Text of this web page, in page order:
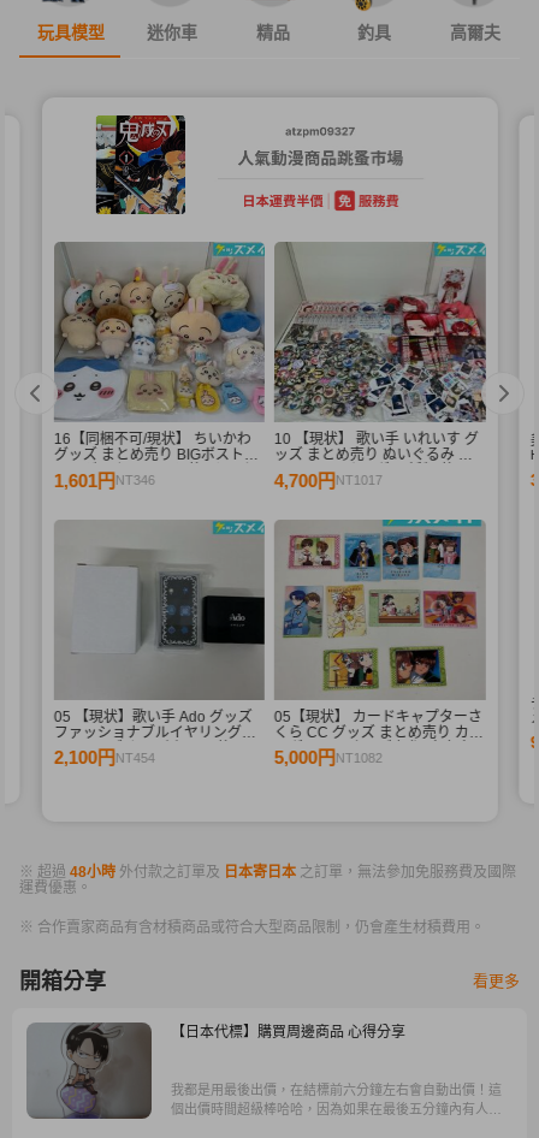
玩具模型 迷你車 精品 釣具 高爾夫
16【同梱不可/現状】 ちいかわ
グッズ まとめ売り BIGボストン
バッグ、ぬいぐるみ 他 / ちいか
わ
1,601円 NT346
10 【現状】 歌い手 いれいす グ
ッズ まとめ売り ぬいぐるみ バ
ッジ・キーホルダー 紙類 他
4,700円 NT1017
05 【現状】歌い手 Ado グッズ
ファッショナブルイヤリング
2ndライブ カムパネルラ 他
2,100円 NT454
05【現状】 カードキャプターさ
くら CC グッズ まとめ売り カー
ドダス マスターズ 初版 木之本
桜 少狼 他
5,000円 NT1082
※ 超過 48小時 外付款之訂單及 日本寄日本 之訂單，無法參加免服務費及國際
運費優惠。
※ 合作賣家商品有含材積商品或符合大型商品限制，仍會產生材積費用。
開箱分享 看更多
【日本代標】購買周邊商品 心得分享
我都是用最後出價，在結標前六分鐘左右會自動出價！這
個出價時間超級棒哈哈，因為如果在最後五分鐘內有人出